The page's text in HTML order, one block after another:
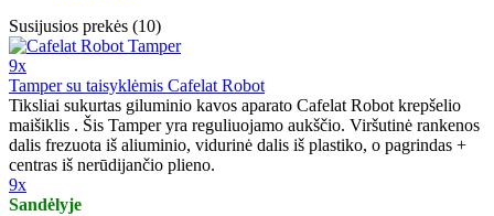
Susijusios prekės (10)
9x
Tamper su taisyklėmis Cafelat Robot
Tiksliai sukurtas giluminio kavos aparato Cafelat Robot krepšelio
maišiklis . Šis Tamper yra reguliuojamo aukščio. Viršutinė rankenos
dalis frezuota iš aliuminio, vidurinė dalis iš plastiko, o pagrindas +
centras iš nerūdijančio plieno.
9x
Sandėlyje